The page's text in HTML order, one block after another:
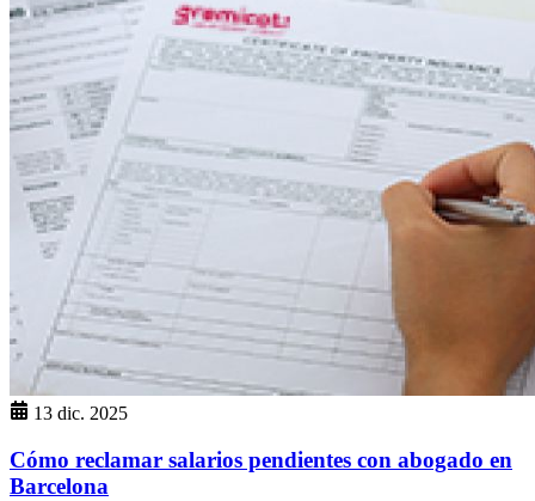
13 dic. 2025
Cómo reclamar salarios pendientes con abogado en
Barcelona